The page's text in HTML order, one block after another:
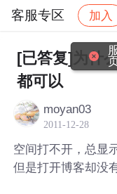
客服专区 加入
社区 客服专区
[已答复]为什
都可以
moyan03
2011-12-28
空间打不开，总显
但是打开博客却没